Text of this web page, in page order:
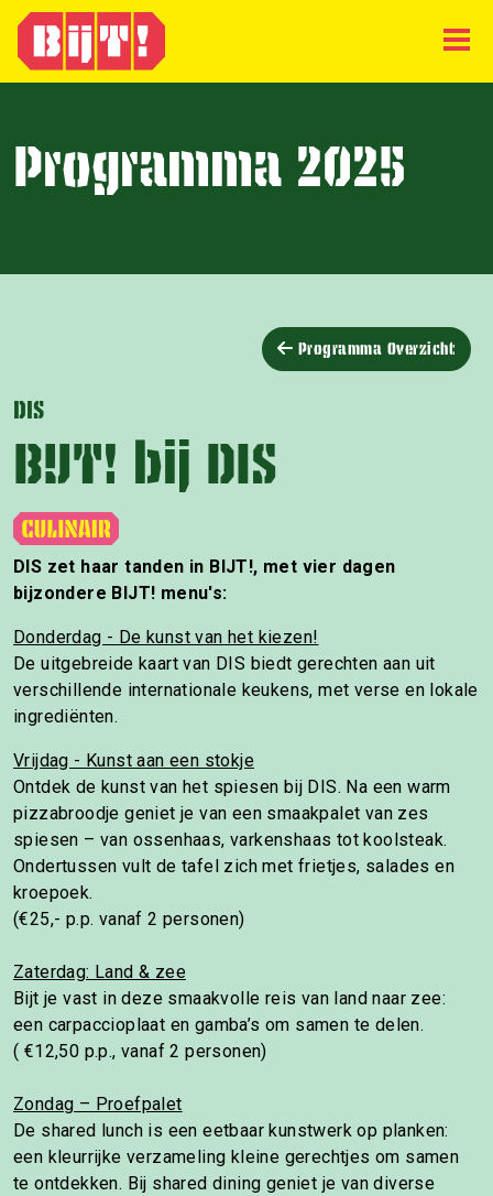
Programma 2025
DIS
BIJT! bij DIS
Programma Overzicht
DIS zet haar tanden in BIJT!, met vier dagen
bijzondere BIJT! menu's:
Donderdag - De kunst van het kiezen!
De uitgebreide kaart van DIS biedt gerechten aan uit
verschillende internationale keukens, met verse en lokale
ingrediënten.
Vrijdag - Kunst aan een stokje
Ontdek de kunst van het spiesen bij DIS. Na een warm
pizzabroodje geniet je van een smaakpalet van zes
spiesen – van ossenhaas, varkenshaas tot koolsteak.
Ondertussen vult de tafel zich met frietjes, salades en
kroepoek.
(€25,- p.p. vanaf 2 personen)
Zaterdag: Land & zee
Bijt je vast in deze smaakvolle reis van land naar zee:
een carpaccioplaat en gamba’s om samen te delen.
( €12,50 p.p., vanaf 2 personen)
Zondag – Proefpalet
De shared lunch is een eetbaar kunstwerk op planken:
een kleurrijke verzameling kleine gerechtjes om samen
te ontdekken. Bij shared dining geniet je van diverse